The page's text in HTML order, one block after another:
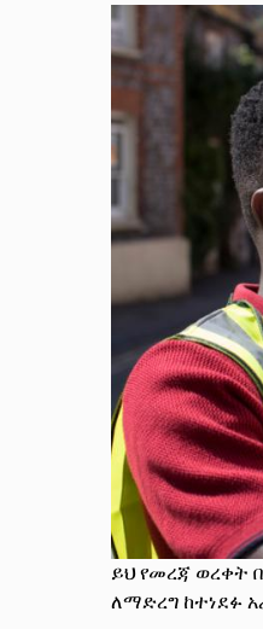
Image
ይህ የመረጃ ወረቀት
ለማድረግ ከተነደፉ